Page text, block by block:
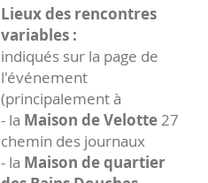
Lieux des rencontres
variables :
indiqués sur la page de
l'événement
(principalement à
- la Maison de Velotte27
chemin des journaux
- la Maison de quartier